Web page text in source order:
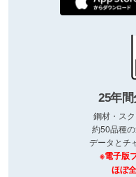
25年
鋼材・ス
約50品種
データとチ
※電子版
ほぼ